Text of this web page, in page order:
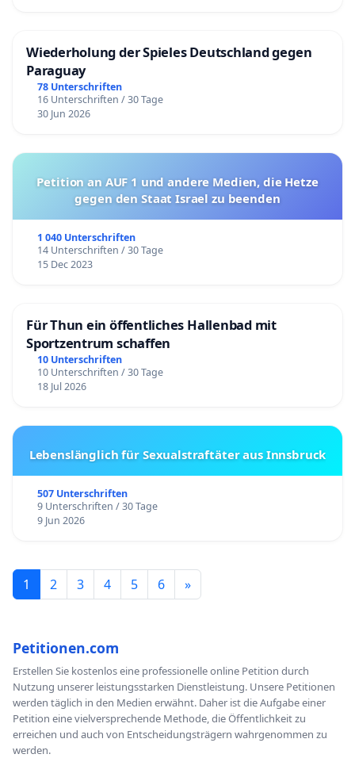
Wiederholung der Spieles Deutschland gegen
Paraguay
78 Unterschriften
16 Unterschriften / 30 Tage
30 Jun 2026
Petition an AUF 1 und andere Medien, die Hetze
gegen den Staat Israel zu beenden
1 040 Unterschriften
14 Unterschriften / 30 Tage
15 Dec 2023
Für Thun ein öffentliches Hallenbad mit
Sportzentrum schaffen
10 Unterschriften
10 Unterschriften / 30 Tage
18 Jul 2026
Lebenslänglich für Sexualstraftäter aus Innsbruck
507 Unterschriften
9 Unterschriften / 30 Tage
9 Jun 2026
1 2 3 4 5 6 »
Petitionen.com
Erstellen Sie kostenlos eine professionelle online Petition durch
Nutzung unserer leistungsstarken Dienstleistung. Unsere Petitionen
werden täglich in den Medien erwähnt. Daher ist die Aufgabe einer
Petition eine vielversprechende Methode, die Öffentlichkeit zu
erreichen und auch von Entscheidungsträgern wahrgenommen zu
werden.